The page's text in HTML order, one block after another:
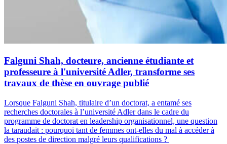
Falguni Shah, docteure, ancienne étudiante et
professeure à l'université Adler, transforme ses
travaux de thèse en ouvrage publié
Lorsque Falguni Shah, titulaire d’un doctorat, a entamé ses
recherches doctorales à l’université Adler dans le cadre du
programme de doctorat en leadership organisationnel, une question
la taraudait : pourquoi tant de femmes ont-elles du mal à accéder à
des postes de direction malgré leurs qualifications ?